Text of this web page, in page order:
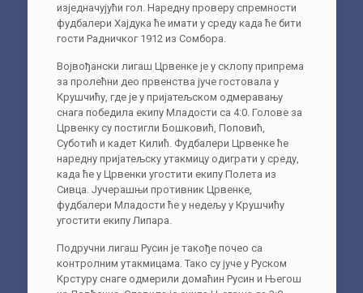
изједначујући гол. Наредну проверу спремности
фудбалери Хајдука ће имати у среду када ће бити
гости Радничког 1912 из Сомбора.
Војвођански лигаш Црвенке је у склопу припрема
за пролећни део првенства јуче гостовала у
Крушчићу, где је у пријатељском одмеравању
снага победила екипу Младости са 4:0. Голове за
Црвенку су постигли Бошковић, Поповић,
Суботић и кадет Килић. Фудбалери Црвенке ће
наредну пријатељску утакмицу одиграти у среду,
када ће у Црвенки угостити екипу Полета из
Сивца. Јучерашњи противник Црвенке,
фудбалери Младости ће у недељу у Крушчићу
угостити екипу Липара.
Подручни лигаш Русин је такође почео са
контролним утакмицама. Тако су јуче у Руском
Крстуру снаге одмерили домаћин Русин и Његош